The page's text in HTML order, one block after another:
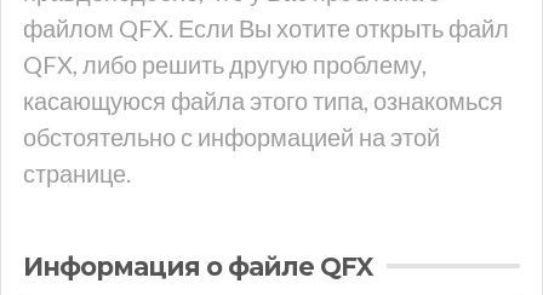
файлом QFX. Если Вы хотите открыть файл
QFX, либо решить другую проблему,
касающуюся файла этого типа, ознакомься
обстоятельно с информацией на этой
странице.
Информация о файле QFX